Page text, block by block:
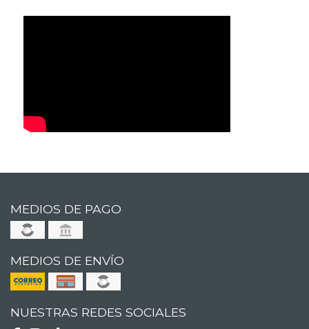
MEDIOS DE PAGO
MEDIOS DE ENVÍO
NUESTRAS REDES SOCIALES